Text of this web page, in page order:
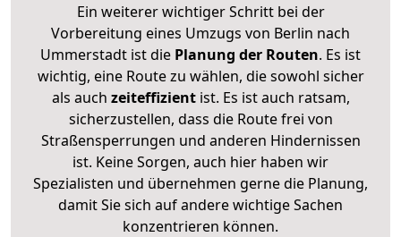
Ein weiterer wichtiger Schritt bei der
Vorbereitung eines Umzugs von Berlin nach
Ummerstadt ist die Planung der Routen. Es ist
wichtig, eine Route zu wählen, die sowohl sicher
als auch zeiteffizientist. Es ist auch ratsam,
sicherzustellen, dass die Route frei von
Straßensperrungen und anderen Hindernissen
ist. Keine Sorgen, auch hier haben wir
Spezialisten und übernehmen gerne die Planung,
damit Sie sich auf andere wichtige Sachen
konzentrieren können.